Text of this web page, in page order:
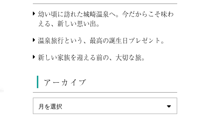
幼い頃に訪れた城崎温泉へ。今だからこそ味わ
える、新しい思い出。
温泉旅行という、最高の誕生日プレゼント。
新しい家族を迎える前の、大切な旅。
アーカイブ